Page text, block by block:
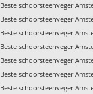
Beste schoorsteenveger
Beste schoorsteenveger
Beste schoorsteenveger
Beste schoorsteenveger
Beste schoorsteenveger
Beste schoorsteenveger
Beste schoorsteenveger